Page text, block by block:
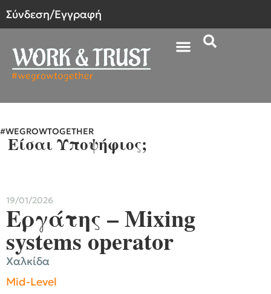
Σύνδεση/Εγγραφή
#WEGROWTOGETHER
Είσαι Υποψήφιος;
19/01/2026
Εργάτης – Mixing
systems operator
Χαλκίδα
Mid-Level